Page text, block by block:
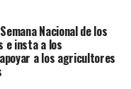
Nacional de los
e insta a los
a los agricultores